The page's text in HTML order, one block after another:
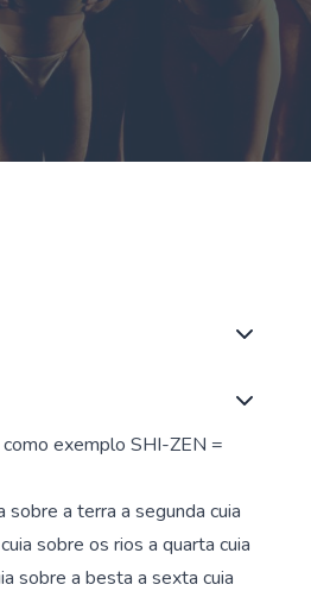
sobre a terra a segunda cuia
sobre os rios a quarta cuia
sobre a besta a sexta cuia